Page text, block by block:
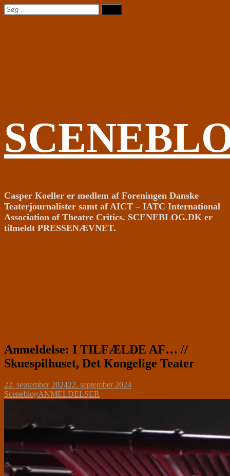
Videre
til
Søg
efter:
Casper Koeller er medlem af Foreningen Danske
Teaterjournalister samt af AICT – IATC International
Association of Theatre Critics. SCENEBLOG.DK er
tilmeldt PRESSENÆVNET.
Anmeldelse: I TILFÆLDE AF… //
Skuespilhuset, Det Kongelige Teater
22. september 202422. september 2024
SceneblogANMELDELSER